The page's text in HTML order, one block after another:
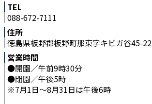
TEL
088-672-7111
住所
徳島県板野郡板野町那東字キビガ谷45-22
営業時間
●開園／午前9時30分
●閉園／午後5時
※7月1日～8月31日は午後6時